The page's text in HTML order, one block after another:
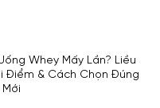
Whey Mấy Lần? Liều
Điểm & Cách Chọn Đúng